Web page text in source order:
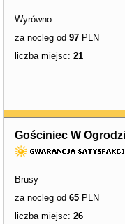
Wyrówno
za nocleg od 97 PLN
liczba miejsc: 21
Gościniec W
Brusy
za nocleg od 65 PLN
liczba miejsc: 26